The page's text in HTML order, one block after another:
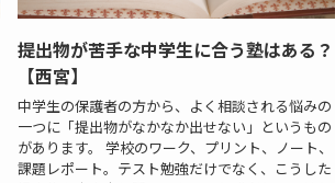
提出物が苦手な中学生に合う塾はある？
【西宮】
中学生の保護者の方から、よく相談される悩みの
一つに「提出物がなかなか出せない」というもの
があります。 学校のワーク、プリント、ノート、
課題レポート。テスト勉強だけでなく、こうした